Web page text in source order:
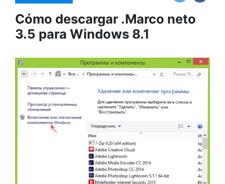
Cómo descargar .Marco neto
3.5 para Windows 8.1